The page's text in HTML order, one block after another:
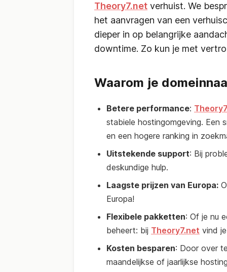
Theory7.net verhuist. We
het aanvragen van een
dieper in op belangrijke
downtime. Zo kun je met
Waarom je
Betere performance:
stabiele hostingomgeving. Een
en een hogere ranking in
Uitstekende support: Bij
deskundige hulp.
Laagste prijzen van Europa:
Europa!
Flexibele pakketten: Of je nu
beheert: bij Theory7.net vind
Kosten besparen: Door over
maandelijkse of jaarlijkse